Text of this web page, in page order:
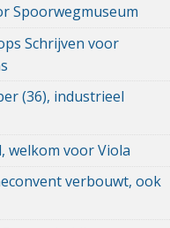
Spoorwegmuseum
Schrijven voor
(36), industrieel
welkom voor Viola
verbouwt, ook